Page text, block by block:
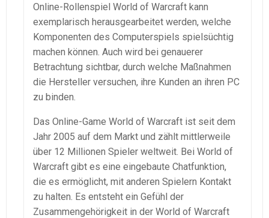
Online-Rollenspiel World of Warcraft kann
exemplarisch herausgearbeitet werden, welche
Komponenten des Computerspiels spielsüchtig
machen können. Auch wird bei genauerer
Betrachtung sichtbar, durch welche Maßnahmen
die Hersteller versuchen, ihre Kunden an ihren PC
zu binden.
Das Online-Game World of Warcraft ist seit dem
Jahr 2005 auf dem Markt und zählt mittlerweile
über 12 Millionen Spieler weltweit. Bei World of
Warcraft gibt es eine eingebaute Chatfunktion,
die es ermöglicht, mit anderen Spielern Kontakt
zu halten. Es entsteht ein Gefühl der
Zusammengehörigkeit in der World of Warcraft